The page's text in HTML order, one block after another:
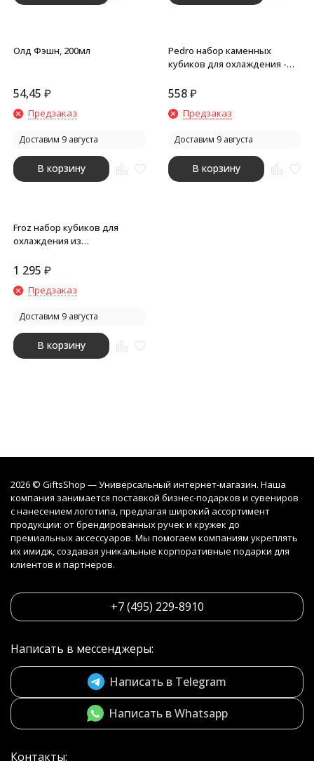
Олд Фэшн, 200мл
54,45 ₽
Предзаказ
Доставим 9 августа
В корзину
Pedro набор каменных
кубиков для охлаждения -
558₽
Предзаказ
Доставим 9 августа
В корзину
Froz набор кубиков для
охлаждения из
сплошной черный /
1 295 ₽
Предзаказ
Доставим 9 августа
В корзину
2026 © GiftsShop — Универсальный интернет-магазин. Наша
компания занимается поставкой бизнес-подарков и сувениров
с нанесением логотипа, предлагая широкий ассортимент
продукции: от брендированных ручек и кружек до
премиальных аксессуаров. Мы помогаем компаниям укреплять
их имидж, создавая уникальные корпоративные подарки для
клиентов и партнеров.
+7 (495) 229-8910
Написать в мессенджеры:
Написать в Telegram
Написать в Whatsapp
Контакты: